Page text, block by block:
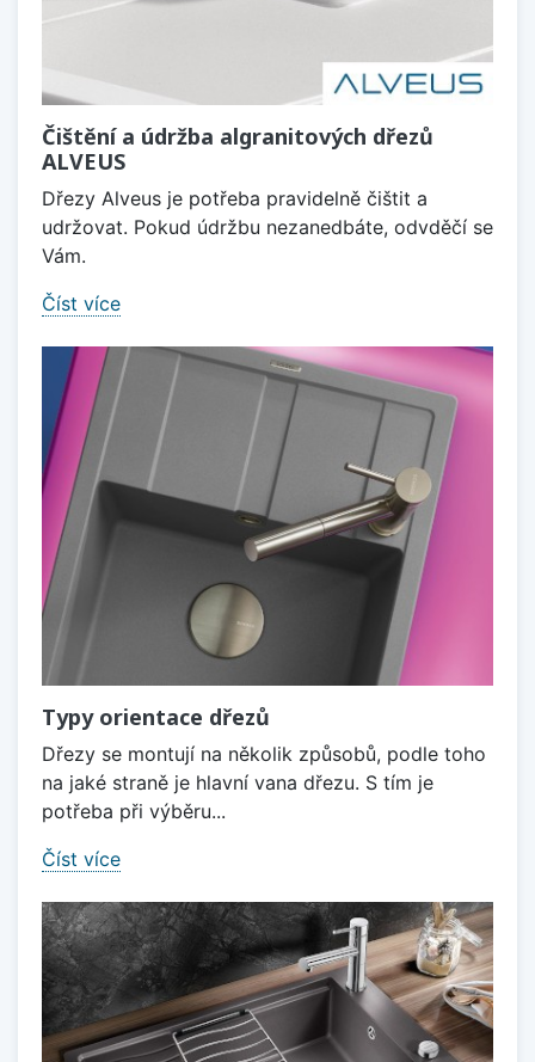
Čištění a údržba algranitových dřezů
ALVEUS
Dřezy Alveus je potřeba pravidelně čištit a
udržovat. Pokud údržbu nezanedbáte, odvděčí se
Vám.
Číst více
Typy orientace dřezů
Dřezy se montují na několik způsobů, podle toho
na jaké straně je hlavní vana dřezu. S tím je
potřeba při výběru...
Číst více